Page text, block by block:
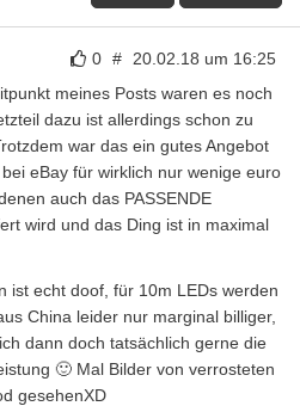
0 # 20.02.18 um 16:25
meines Posts waren es noch
dazu ist allerdings schon zu
war das ein gutes Angebot
eBay für wirklich nur wenige euro
auch das PASSENDE
wird und das Ding ist in maximal
ist echt doof, für 10m LEDs werden
China leider nur marginal billiger,
dann doch tatsächlich gerne die
🙂 Mal Bilder von verrosteten
gesehenXD